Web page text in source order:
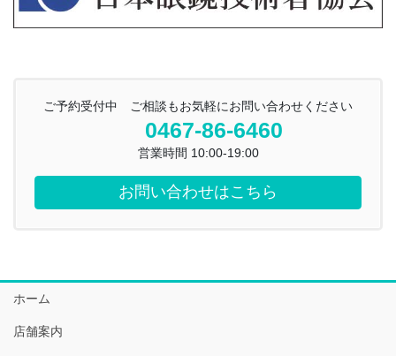
ご予約受付中 ご相談もお気軽にお問い合わせください
0467-86-6460
営業時間 10:00-19:00
お問い合わせはこちら
ホーム
店舗案内